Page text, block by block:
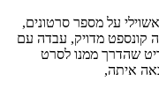
על מספר סרטונים,
קונספט מדויק, עבדה עם
שהדרך ממנו לסרט
איתה,